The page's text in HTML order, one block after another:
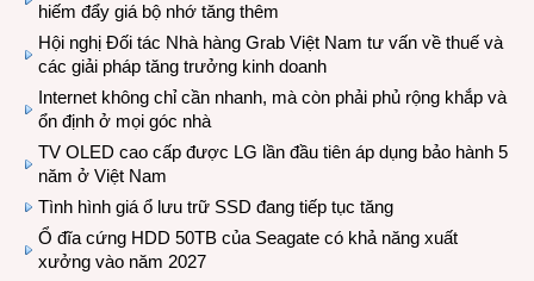
hiếm đẩy giá bộ nhớ tăng thêm
Hội nghị Đối tác Nhà hàng Grab Việt Nam tư vấn về thuế và
các giải pháp tăng trưởng kinh doanh
Internet không chỉ cần nhanh, mà còn phải phủ rộng khắp và
ổn định ở mọi góc nhà
TV OLED cao cấp được LG lần đầu tiên áp dụng bảo hành 5
năm ở Việt Nam
Tình hình giá ổ lưu trữ SSD đang tiếp tục tăng
Ổ đĩa cứng HDD 50TB của Seagate có khả năng xuất
xưởng vào năm 2027